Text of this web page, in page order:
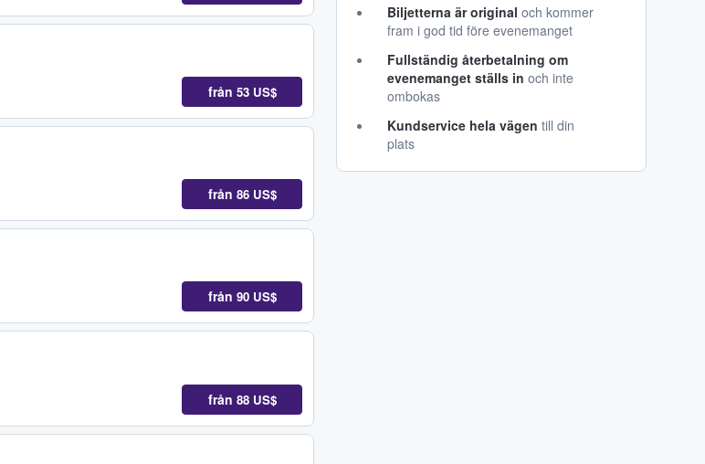
från 53 US$
från 86 US$
från 90 US$
från 88 US$
Biljetterna är original och kommer
fram i god tid före evenemanget
Fullständig återbetalning om
evenemanget ställs in och inte
ombokas
Kundservice hela vägen till din
plats